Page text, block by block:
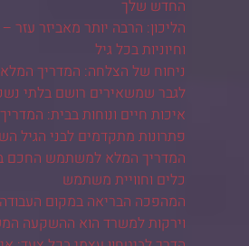
החדש שלך
הליכון: הרבה יותר מאביזר
וחיוניות בכל גיל
ניחוח של הצלחה: המדריך
לגבר שמשאירים רושם בלתי
איכות חיים ונוחות בבית:
פתרונות מתקדמים לבני הגיל
כלים וחוויית משתמש
המהפכה הבריאה במקום
וירקות למשרד הוא ההשקעה